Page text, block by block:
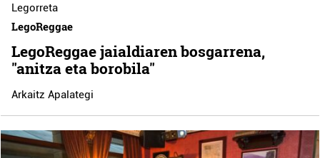
Legorreta
LegoReggae
LegoReggae jaialdiaren bosgarrena,
"anitza eta borobila"
Arkaitz Apalategi